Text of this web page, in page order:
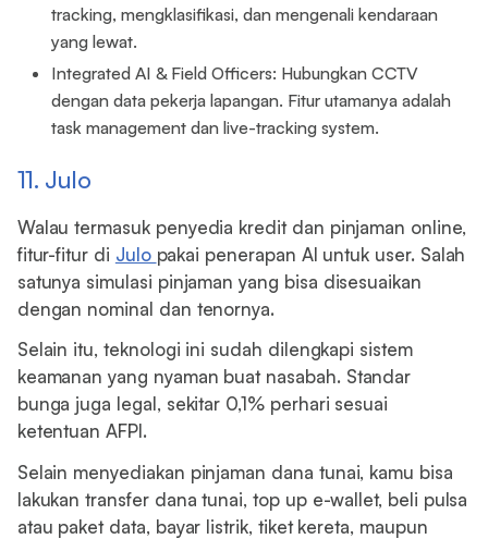
tracking, mengklasifikasi, dan mengenali kendaraan
yang lewat.
Integrated AI & Field Officers: Hubungkan CCTV
dengan data pekerja lapangan. Fitur utamanya adalah
task management dan live-tracking system.
11. Julo
Walau termasuk penyedia kredit dan pinjaman online,
fitur-fitur di Julo pakai penerapan AI untuk user. Salah
satunya simulasi pinjaman yang bisa disesuaikan
dengan nominal dan tenornya.
Selain itu, teknologi ini sudah dilengkapi sistem
keamanan yang nyaman buat nasabah. Standar
bunga juga legal, sekitar 0,1% perhari sesuai
ketentuan AFPI.
Selain menyediakan pinjaman dana tunai, kamu bisa
lakukan transfer dana tunai, top up e-wallet, beli pulsa
atau paket data, bayar listrik, tiket kereta, maupun